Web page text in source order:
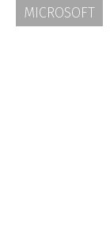
MICROSOFT